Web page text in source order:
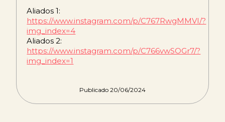
Aliados 1:
https://www.instagram.com/p/C767RwgMMVI/?
img_index=4
Aliados 2:
https://www.instagram.com/p/C766vwSOGr7/?
img_index=1
Publicado 20/06/2024